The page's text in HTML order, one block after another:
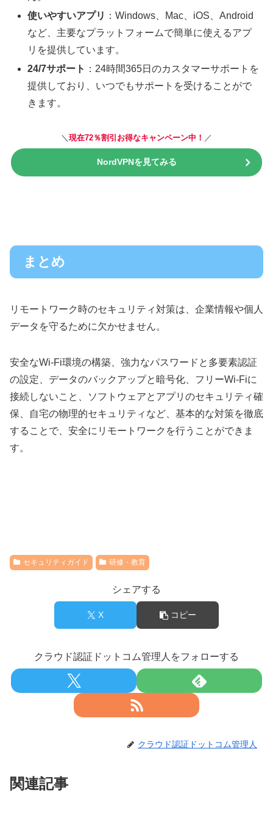
使いやすいアプリ ：Windows、Mac、iOS、Android
など、主要なプラットフォームで簡単に使えるアプ
リを提供しています。
24/7サポート ：24時間365日のカスタマーサポートを
提供しており、いつでもサポートを受けることがで
きます。
＼ 現在72％割引お得なキャンペーン中！ ／
NordVPNを見てみる
まとめ
リモートワーク時のセキュリティ対策は、企業情報や個人
データを守るために欠かせません。
安全なWi-Fi環境の構築、強力なパスワードと多要素認証
の設定、データのバックアップと暗号化、フリーWi-Fiに
接続しないこと、ソフトウェアとアプリのセキュリティ確
保、自宅の物理的セキュリティなど、基本的な対策を徹底
することで、安全にリモートワークを行うことができま
す。
セキュリティガイド 研修・教育
シェアする
X コピー
クラウド認証ドットコム管理人をフォローする
クラウド認証ドットコム管理人
関連記事